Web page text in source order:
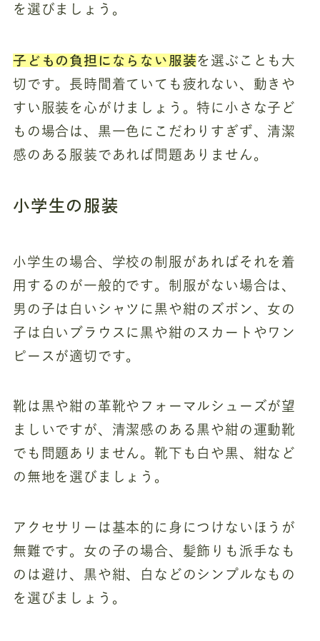
を選びましょう。
子どもの負担にならない服装を選ぶことも大
切です。長時間着ていても疲れない、動きや
すい服装を心がけましょう。特に小さな子ど
もの場合は、黒一色にこだわりすぎず、清潔
感のある服装であれば問題ありません。
小学生の服装
小学生の場合、学校の制服があればそれを着
用するのが一般的です。制服がない場合は、
男の子は白いシャツに黒や紺のズボン、女の
子は白いブラウスに黒や紺のスカートやワン
ピースが適切です。
靴は黒や紺の革靴やフォーマルシューズが望
ましいですが、清潔感のある黒や紺の運動靴
でも問題ありません。靴下も白や黒、紺など
の無地を選びましょう。
アクセサリーは基本的に身につけないほうが
無難です。女の子の場合、髪飾りも派手なも
のは避け、黒や紺、白などのシンプルなもの
を選びましょう。